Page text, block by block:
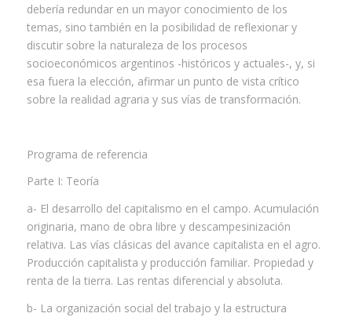
debería redundar en un mayor conocimiento de los
temas, sino también en la posibilidad de reflexionar y
discutir sobre la naturaleza de los procesos
socioeconómicos argentinos -históricos y actuales-, y, si
esa fuera la elección, afirmar un punto de vista crítico
sobre la realidad agraria y sus vías de transformación.
Programa de referencia
Parte I: Teoría
a- El desarrollo del capitalismo en el campo. Acumulación
originaria, mano de obra libre y descampesinización
relativa. Las vías clásicas del avance capitalista en el agro.
Producción capitalista y producción familiar. Propiedad y
renta de la tierra. Las rentas diferencial y absoluta.
b- La organización social del trabajo y la estructura